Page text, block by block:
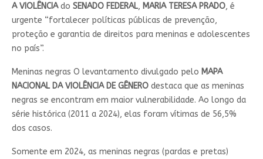
A VIOLÊNCIAdo SENADO FEDERAL, MARIA TERESA PRADO, é
urgente “fortalecer políticas públicas de prevenção,
proteção e garantia de direitos para meninas e adolescentes
no país”.
Meninas negras O levantamento divulgado pelo MAPA
NACIONAL DA VIOLÊNCIA DE GÊNEROdestaca que as meninas
negras se encontram em maior vulnerabilidade. Ao longo da
série histórica (2011 a 2024), elas foram vítimas de 56,5%
dos casos.
Somente em 2024, as meninas negras (pardas e pretas)